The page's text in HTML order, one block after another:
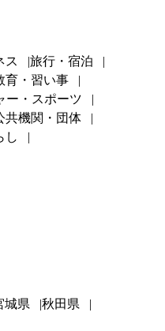
ス
旅行・宿泊
育・習い事
ー・スポーツ
共機関・団体
し
城県
秋田県